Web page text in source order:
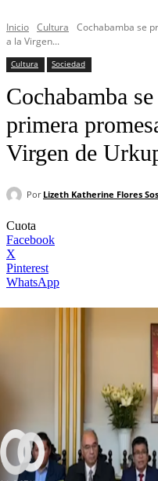
Inicio Cultura
Cochabamba se
a la Virgen...
Cultura Sociedad
Cochabamba
primera
Virgen de
Por Lizeth Katherine Flores
Cuota
Facebook
X
Pinterest
WhatsApp